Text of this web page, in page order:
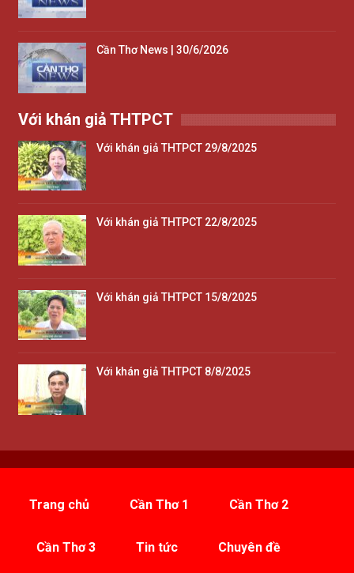
Cần Thơ News | 30/6/2026
Với khán giả THTPCT
Với khán giả THTPCT 29/8/2025
Với khán giả THTPCT 22/8/2025
Với khán giả THTPCT 15/8/2025
Với khán giả THTPCT 8/8/2025
Trang chủ Cần Thơ 1 Cần Thơ 2
Cần Thơ 3 Tin tức Chuyên đề